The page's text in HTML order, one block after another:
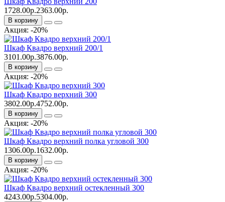
1728.00р.2363.00р.
В корзину
Акция: -20%
Шкаф Квадро верхний 200/1
3101.00р.3876.00р.
В корзину
Акция: -20%
Шкаф Квадро верхний 300
3802.00р.4752.00р.
В корзину
Акция: -20%
Шкаф Квадро верхний полка угловой 300
1306.00р.1632.00р.
В корзину
Акция: -20%
Шкаф Квадро верхний остекленный 300
4243.00р.5304.00р.